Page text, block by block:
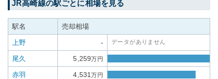
JR高崎線の駅ごとに相場を見る
駅名 売却相場
上野 - データがありません
尾久 5,259万円
赤羽 4,531万円